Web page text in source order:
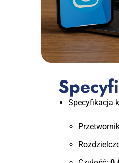
Specyfikacja